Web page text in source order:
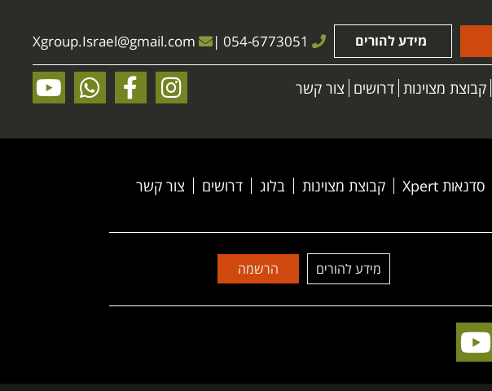
מידע להורים Xgroup.Israel@gmail.com |054-6773051
קבוצת מצוינות דרושים צור קשר
סדנאות Xpert קבוצת מצוינות בלוג דרושים צור קשר
מידע להורים הרשמה